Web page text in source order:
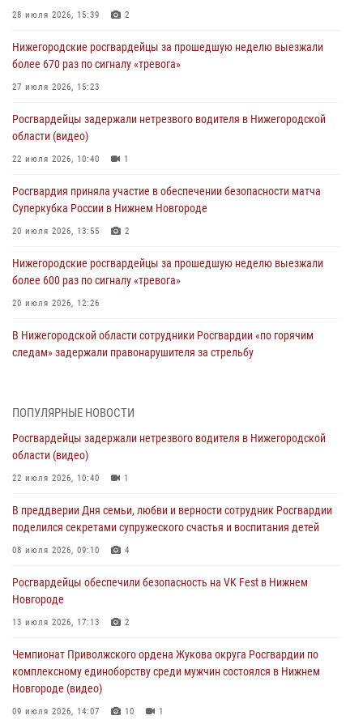
28 июля 2026, 15:39 2
Нижегородские росгвардейцы за прошедшую неделю выезжали
более 670 раз по сигналу «тревога»
27 июля 2026, 15:23
Росгвардейцы задержали нетрезвого водителя в Нижегородской
области (видео)
22 июля 2026, 10:40 1
Росгвардия приняла участие в обеспечении безопасности матча
Суперкубка России в Нижнем Новгороде
20 июля 2026, 13:55 2
Нижегородские росгвардейцы за прошедшую неделю выезжали
более 600 раз по сигналу «тревога»
20 июля 2026, 12:26
В Нижегородской области сотрудники Росгвардии «по горячим
следам» задержали правонарушителя за стрельбу
В Нижегородской области продолжаются мероприятия в рамках
16 июля 2026, 05:00
Росгвардейцы обеспечили безопасность на VK Fest в Нижнем
13 июля 2026, 17:13
Нижегородские росгвардейцы за прошедшую неделю выезжали
13 июля 2026, 06:45
Росгвардейцы предотвратили серию краж в Нижнем Новгороде
ПОПУЛЯРНЫЕ НОВОСТИ
Росгвардейцы задержали нетрезвого водителя в Нижегородской
области (видео)
22 июля 2026, 10:40 1
В преддверии Дня семьи, любви и верности сотрудник Росгвардии
поделился секретами супружеского счастья и воспитания детей
08 июля 2026, 09:10 4
Росгвардейцы обеспечили безопасность на VK Fest в Нижнем
Новгороде
13 июля 2026, 17:13 2
Чемпионат Приволжского ордена Жукова округа Росгвардии по
комплексному единоборству среди мужчин состоялся в Нижнем
Новгороде (видео)
09 июля 2026, 14:07 10 1